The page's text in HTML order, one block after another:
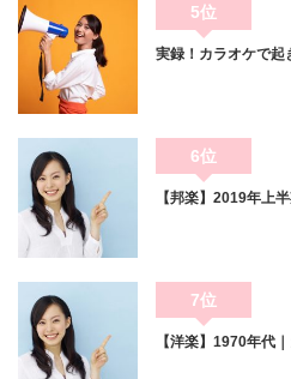
5位
実録！カラオケで
6位
【邦楽】2019年上
7位
【洋楽】1970年代